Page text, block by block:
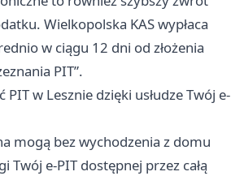
Wielkopolska KAS wypłaca
w ciągu 12 dni od złożenia
PIT”.
PIT w Lesznie dzięki usłudze Twój e-
mogą bez wychodzenia z domu
Twój e-PIT dostępnej przez całą